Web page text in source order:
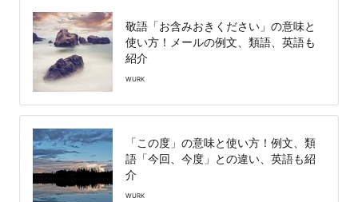
敬語「お含みおきください」の意味と
使い方！メールの例文、類語、英語も
紹介
WURK
「この度」の意味と使い方！例文、類
語「今回、今度」との違い、英語も紹
介
WURK